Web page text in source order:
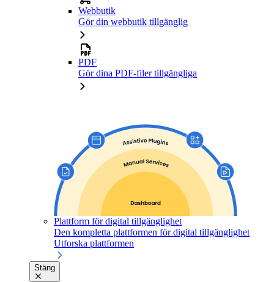
Webbutik
Gör din webbutik tillgänglig
PDF
Gör dina PDF-filer tillgängliga
Plattform för digital tillgänglighet
Den kompletta plattformen för digital tillgänglighet
Utforska plattformen
Stäng